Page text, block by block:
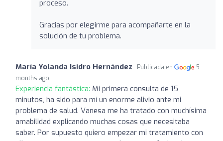
proceso.
Gracias por elegirme para acompañarte en la
solución de tu problema.
María Yolanda Isidro Hernández Publicada en
5
months ago
Experiencia fantástica: Mi primera consulta de 15
minutos, ha sido para mí un enorme alivio ante mi
problema de salud. Vanesa me ha tratado con muchísima
amabilidad explicando muchas cosas que necesitaba
saber. Por supuesto quiero empezar mi tratamiento con